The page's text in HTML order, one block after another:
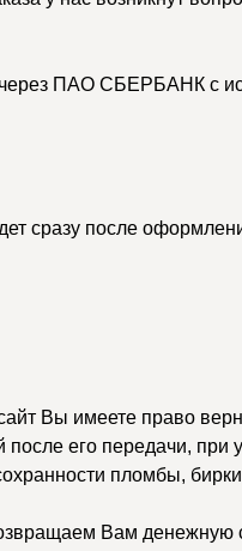
через ПАО СБЕРБАНК с
сразу после
Вы имеете право
после его передачи,
пломбы,
Вам денежную